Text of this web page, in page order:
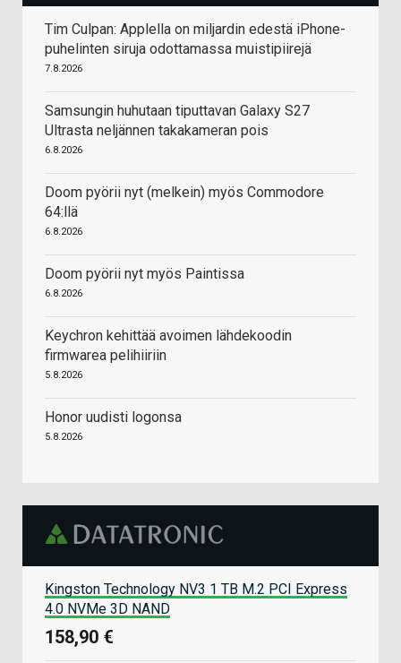
Tim Culpan: Applella on miljardin edestä iPhone-
puhelinten siruja odottamassa muistipiirejä
7.8.2026
Samsungin huhutaan tiputtavan Galaxy S27
Ultrasta neljännen takakameran pois
6.8.2026
Doom pyörii nyt (melkein) myös Commodore
64:llä
6.8.2026
Doom pyörii nyt myös Paintissa
6.8.2026
Keychron kehittää avoimen lähdekoodin
firmwarea pelihiiriin
5.8.2026
Honor uudisti logonsa
5.8.2026
Kingston Technology NV3 1 TB M.2 PCI Express
4.0 NVMe 3D NAND
158,90 €